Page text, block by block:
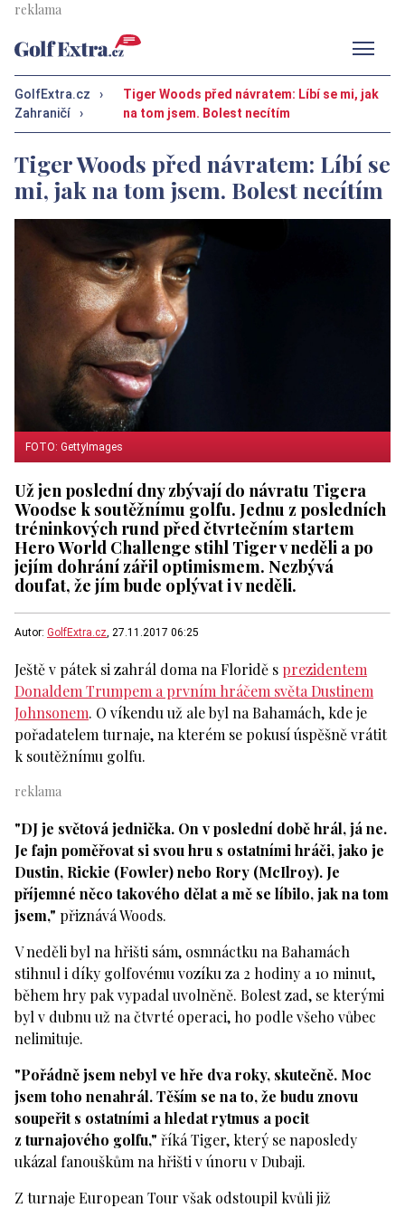
GolfExtra.cz
›
Zahraničí
›
Tiger Woods před návratem: Líbí se mi, jak
na tom jsem. Bolest necítím
Tiger Woods před návratem: Líbí se
mi, jak na tom jsem. Bolest necítím
FOTO: GettyImages
Už jen poslední dny zbývají do návratu Tigera
Woodse k soutěžnímu golfu. Jednu z posledních
tréninkových rund před čtvrtečním startem
Hero World Challenge stihl Tiger v neděli a po
jejím dohrání zářil optimismem. Nezbývá
doufat, že jím bude oplývat i v neděli.
Autor: GolfExtra.cz, 27.11.2017 06:25
Ještě v pátek si zahrál doma na Floridě s prezidentem
Donaldem Trumpem a prvním hráčem světa Dustinem
Johnsonem. O víkendu už ale byl na Bahamách, kde je
pořadatelem turnaje, na kterém se pokusí úspěšně vrátit
k soutěžnímu golfu.
"DJ je světová jednička. On v poslední době hrál, já ne.
Je fajn poměřovat si svou hru s ostatními hráči, jako je
Dustin, Rickie (Fowler) nebo Rory (McIlroy). Je
příjemné něco takového dělat a mě se líbilo, jak na tom
jsem," přiznává Woods.
V neděli byl na hřišti sám, osmnáctku na Bahamách
stihnul i díky golfovému vozíku za 2 hodiny a 10 minut,
během hry pak vypadal uvolněně. Bolest zad, se kterými
byl v dubnu už na čtvrté operaci, ho podle všeho vůbec
nelimituje.
"Pořádně jsem nebyl ve hře dva roky, skutečně. Moc
jsem toho nenahrál. Těším se na to, že budu znovu
soupeřit s ostatními a hledat rytmus a pocit
z turnajového golfu," říká Tiger, který se naposledy
ukázal fanouškům na hřišti v únoru v Dubaji.
Z turnaje European Tour však odstoupil kvůli již